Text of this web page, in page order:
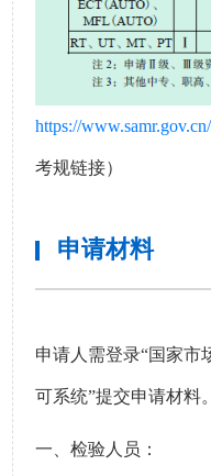
https://
考规链接）
申请材料
申请人需登录“国家市
可系统”提交申请材料。
一、检验人员：